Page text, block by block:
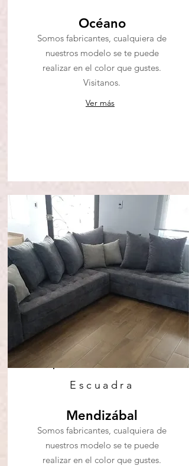
Océano
Somos fabricantes, cualquiera de
nuestros modelo se te puede
realizar en el color que gustes.
Visitanos.
Ver más
Escuadra
Mendizábal
Somos fabricantes, cualquiera de
nuestros modelo se te puede
realizar en el color que gustes.